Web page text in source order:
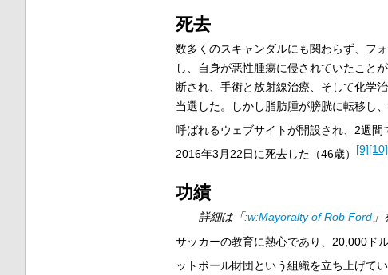
死去
数多くのスキャンダルにも関わらず、フ
し、自身が悪性腫瘍に侵されていたこと
断され、手術と放射線治療、そして化学
当選した。しかし脂肪腫が膀胱に転移し
呼ばれるウェブサイトが開設され、2週
2016年3月22日に死去した（46歳） [9][10]
功績
詳細は「:w:Mayoralty of Rob Ford」
サッカーの教育に熱心であり、20,000ド
ットボール財団という組織を立ち上げて